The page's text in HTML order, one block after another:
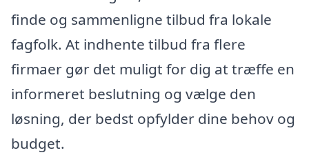
finde og sammenligne tilbud fra lokale
fagfolk. At indhente tilbud fra flere
firmaer gør det muligt for dig at træffe en
informeret beslutning og vælge den
løsning, der bedst opfylder dine behov og
budget.